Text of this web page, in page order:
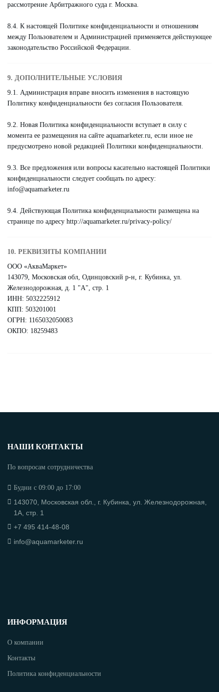
рассмотрение Арбитражного суда г. Москва.
8.4. К настоящей Политике конфиденциальности и отношениям
между Пользователем и Администрацией применяется действующее
законодательство Российской Федерации.
9. ДОПОЛНИТЕЛЬНЫЕ УСЛОВИЯ
9.1. Администрация вправе вносить изменения в настоящую
Политику конфиденциальности без согласия Пользователя.
9.2. Новая Политика конфиденциальности вступает в силу с
момента ее размещения на сайте aquamarketer.ru, если иное не
предусмотрено новой редакцией Политики конфиденциальности.
9.3. Все предложения или вопросы касательно настоящей Политики
конфиденциальности следует сообщать по адресу:
info@aquamarketer.ru
9.4. Действующая Политика конфиденциальности размещена на
странице по адресу http://aquamarketer.ru/privacy-policy/
10. РЕКВИЗИТЫ КОМПАНИИ
ООО «АкваМаркет»
143079, Московская обл, Одинцовский р-н, г. Кубинка, ул.
Железнодорожная, д. 1 "А", стр. 1
ИНН: 5032225912
КПП: 503201001
ОГРН: 1165032050083
ОКПО: 18259483
НАШИ КОНТАКТЫ
По вопросам сотрудничества
Будни с 09:00 до 17:00
143070, Московская обл., г. Кубинка, ул. Железнодорожная,
1А, стр. 1
+7 495 414-48-08
info@aquamarketer.ru
ИНФОРМАЦИЯ
О компании
Контакты
Политика конфиденциальности